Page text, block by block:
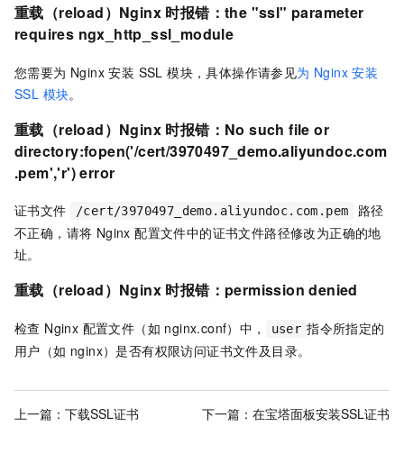
重载（reload）Nginx 时报错：the "ssl" parameter
requires ngx_http_ssl_module
您需要为 Nginx 安装 SSL 模块，具体操作请参见为 Nginx 安装
SSL 模块。
重载（reload）Nginx 时报错：No such file or
directory:fopen('/cert/3970497_demo.aliyundoc.com
.pem','r') error
证书文件 /cert/3970497_demo.aliyundoc.com.pem
路径
不正确，请将 Nginx 配置文件中的证书文件路径修改为正确的地
址。
重载（reload）Nginx 时报错：permission denied
检查 Nginx 配置文件（如 nginx.conf）中， user 指令所指定的
用户（如 nginx）是否有权限访问证书文件及目录。
上一篇： 下载SSL证书 下一篇： 在宝塔面板安装SSL证书